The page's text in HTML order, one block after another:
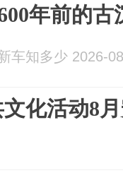
年前的古
车知多少 2026-
化活动8